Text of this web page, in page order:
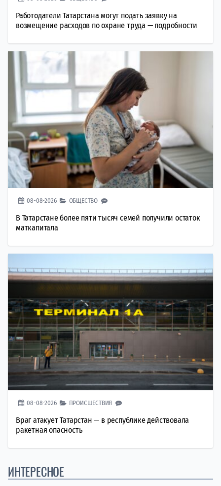
Работодатели Татарстана могут подать заявку на
возмещение расходов по охране труда — подробности
08-08-2026 ОБЩЕСТВО
В Татарстане более пяти тысяч семей получили остаток
маткапитала
08-08-2026 ПРОИСШЕСТВИЯ
Враг атакует Татарстан — в республике действовала
ракетная опасность
ИНТЕРЕСНОЕ